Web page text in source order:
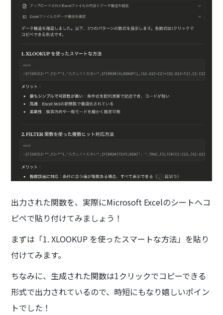
出力された関数を、実際にMicrosoft Excelのシートへコ
ピペで貼り付けてみましょう！
まずは「1. XLOOKUP を使ったスマートな方法」を貼り
付けてみます。
ちなみに、生成された関数は1クリックでコピーできる
形式で出力されているので、時短にもなり嬉しいポイン
トでした！